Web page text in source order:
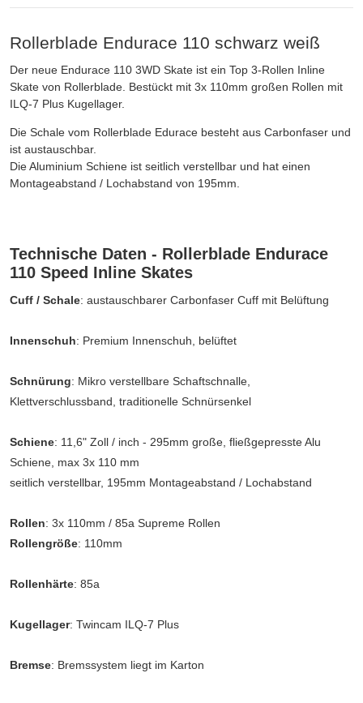
Rollerblade Endurace 110 schwarz weiß
Der neue Endurace 110 3WD Skate ist ein Top 3-Rollen Inline
Skate von Rollerblade. Bestückt mit 3x 110mm großen Rollen mit
ILQ-7 Plus Kugellager.
Die Schale vom Rollerblade Edurace besteht aus Carbonfaser und
ist austauschbar.
Die Aluminium Schiene ist seitlich verstellbar und hat einen
Montageabstand / Lochabstand von 195mm.
Technische Daten - Rollerblade Endurace
110 Speed Inline Skates
Cuff / Schale: austauschbarer Carbonfaser Cuff mit Belüftung
Innenschuh: Premium Innenschuh, belüftet
Schnürung: Mikro verstellbare Schaftschnalle,
Klettverschlussband, traditionelle Schnürsenkel
Schiene: 11,6" Zoll / inch - 295mm große, fließgepresste Alu
Schiene, max 3x 110 mm
seitlich verstellbar, 195mm Montageabstand / Lochabstand
Rollen: 3x 110mm / 85a Supreme Rollen
Rollengröße: 110mm
Rollenhärte: 85a
Kugellager: Twincam ILQ-7 Plus
Bremse: Bremssystem liegt im Karton